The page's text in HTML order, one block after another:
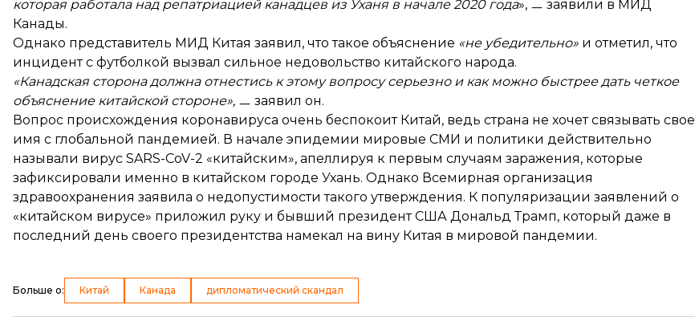
которая работала над репатриацией канадцев из Уханя в начале 2020 года», ㅡ заявили в МИД
Канады.
Однако представитель МИД Китая заявил, что такое объяснение «не убедительно» и отметил, что
инцидент с футболкой вызвал сильное недовольство китайского народа.
«Канадская сторона должна отнестись к этому вопросу серьезно и как можно быстрее дать четкое
объяснение китайской стороне», ㅡ заявил он.
Вопрос происхождения коронавируса очень беспокоит Китай, ведь страна не хочет связывать свое
имя с глобальной пандемией. В начале эпидемии мировые СМИ и политики действительно
называли вирус SARS-CoV-2 «китайским», апеллируя к первым случаям заражения, которые
зафиксировали именно в китайском городе Ухань. Однако Всемирная организация
здравоохранения заявила о недопустимости такого утверждения. К популяризации заявлений о
«китайском вирусе» приложил руку и бывший президент США Дональд Трамп, который даже в
последний день своего президентства намекал на вину Китая в мировой пандемии.
Больше о: Китай Канада дипломатический скандал